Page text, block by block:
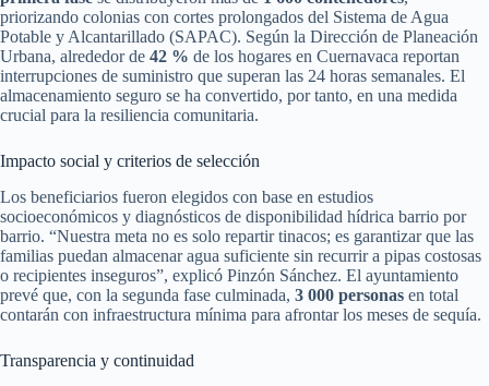
priorizando colonias con cortes prolongados del Sistema de Agua
Potable y Alcantarillado (SAPAC). Según la Dirección de Planeación
Urbana, alrededor de 42 % de los hogares en Cuernavaca reportan
interrupciones de suministro que superan las 24 horas semanales. El
almacenamiento seguro se ha convertido, por tanto, en una medida
crucial para la resiliencia comunitaria.
Impacto social y criterios de selección
Los beneficiarios fueron elegidos con base en estudios
socioeconómicos y diagnósticos de disponibilidad hídrica barrio por
barrio. “Nuestra meta no es solo repartir tinacos; es garantizar que las
familias puedan almacenar agua suficiente sin recurrir a pipas costosas
o recipientes inseguros”, explicó Pinzón Sánchez. El ayuntamiento
prevé que, con la segunda fase culminada, 3 000 personas en total
contarán con infraestructura mínima para afrontar los meses de sequía.
Transparencia y continuidad